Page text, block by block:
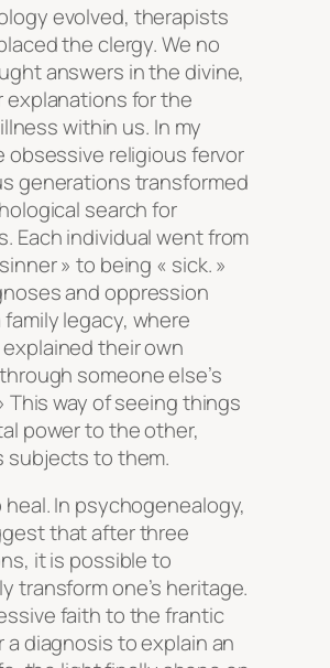
evolved, therapists
the clergy. We no
answers in the divine,
explanations for the
within us. In my
obsessive religious fervor
generations transformed
search for
Each individual went from
» to being « sick. »
and oppression
family legacy, where
their own
someone else’s
This way of seeing things
power to the other,
subjects to them.
In psychogenealogy,
that after three
it is possible to
transform one’s heritage.
faith to the frantic
a diagnosis to explain an